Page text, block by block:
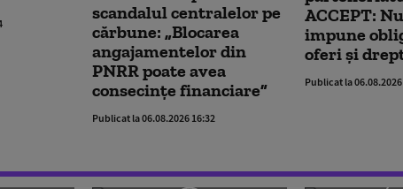
scandalul centralelor pe
cărbune: „Blocarea
angajamentelor din
PNRR poate avea
consecințe financiare”
Publicat la 06.08.2026 16:32
ACCEPT:
impune
oferi și
Publicat la